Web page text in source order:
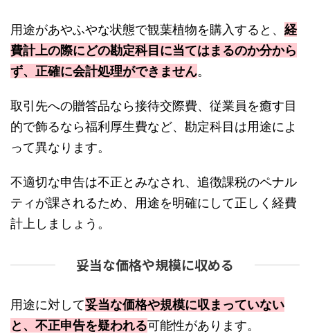
用途があやふやな状態で観葉植物を購入すると、 経
費計上の際にどの勘定科目に当てはまるのか分から
ず、正確に会計処理ができません。
取引先への贈答品なら接待交際費、従業員を癒す目
的で飾るなら福利厚生費など、勘定科目は用途によ
って異なります。
不適切な申告は不正とみなされ、追徴課税のペナル
ティが課されるため、用途を明確にして正しく経費
計上しましょう。
妥当な価格や規模に収める
用途に対して妥当な価格や規模に収まっていない
と、不正申告を疑われる可能性があります。